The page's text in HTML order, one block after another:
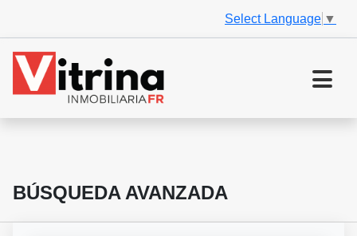
Select Language ▼
BÚSQUEDA AVANZADA